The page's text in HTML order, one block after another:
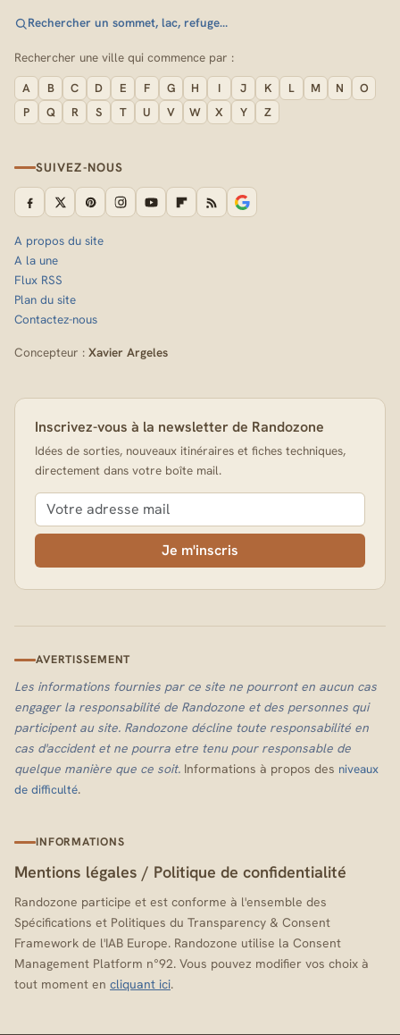
Rechercher un sommet, lac, refuge…
Rechercher une ville qui commence par :
A B C D E F G H I J K L M N
O
P
Q R S T U V W X Y Z
SUIVEZ-NOUS
A propos du site
A la une
Flux RSS
Plan du site
Contactez-nous
Concepteur : Xavier Argeles
Inscrivez-vous à la newsletter de Randozone
Idées de sorties, nouveaux itinéraires et fiches techniques,
directement dans votre boîte mail.
Je m'inscris
AVERTISSEMENT
Les informations fournies par ce site ne pourront en aucun cas
engager la responsabilité de Randozone et des personnes qui
participent au site. Randozone décline toute responsabilité en
cas d'accident et ne pourra etre tenu pour responsable de
quelque manière que ce soit. Informations à propos des niveaux
de difficulté.
INFORMATIONS
Mentions légales / Politique de confidentialité
Randozone participe et est conforme à l'ensemble des
Spécifications et Politiques du Transparency & Consent
Framework de l'IAB Europe. Randozone utilise la Consent
Management Platform n°92. Vous pouvez modifier vos choix à
tout moment en cliquant ici.